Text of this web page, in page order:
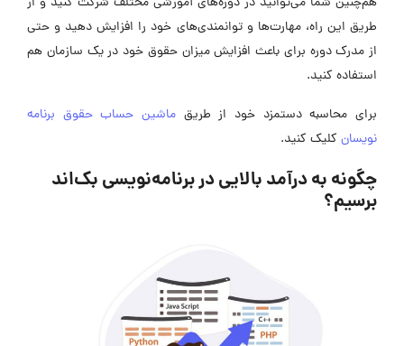
طریق این راه، مهارت‌ها و توانمندی‌های خود را افزایش دهید و حتی
از مدرک دوره برای باعث افزایش میزان حقوق خود در یک سازمان هم
استفاده کنید.
برای محاسبه دستمزد خود از طریق ماشین حساب حقوق برنامه
نویسان کلیک کنید.
چگونه به درآمد بالایی در برنامه‌نویسی بک‌اند
برسیم؟